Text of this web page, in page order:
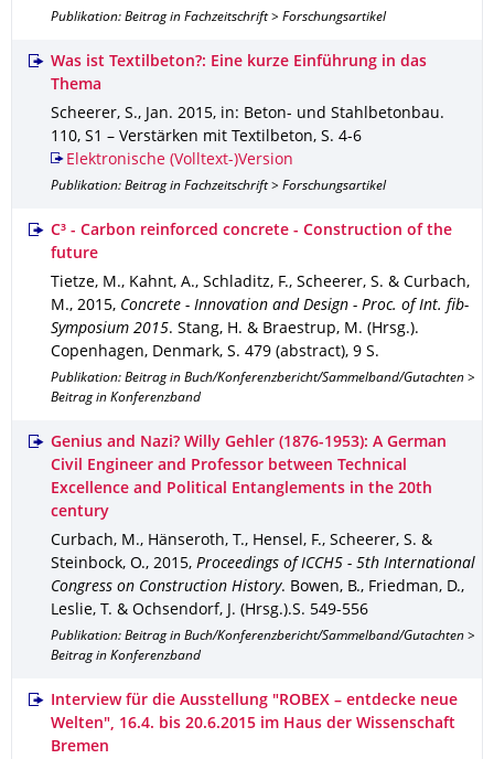
Publikation: Beitrag in Fachzeitschrift > Forschungsartikel
Was ist Textilbeton?: Eine kurze Einführung in das
Thema
Scheerer, S., Jan. 2015, in: Beton- und Stahlbetonbau.
110, S1 – Verstärken mit Textilbeton, S. 4-6
Elektronische (Volltext-)Version
Publikation: Beitrag in Fachzeitschrift > Forschungsartikel
C³ - Carbon reinforced concrete - Construction of the
future
Tietze, M., Kahnt, A., Schladitz, F., Scheerer, S. & Curbach,
M., 2015, Concrete - Innovation and Design - Proc. of Int. fib-
Symposium 2015. Stang, H. & Braestrup, M. (Hrsg.).
Copenhagen, Denmark, S. 479 (abstract), 9 S.
Publikation: Beitrag in Buch/Konferenzbericht/Sammelband/Gutachten >
Beitrag in Konferenzband
Genius and Nazi? Willy Gehler (1876-1953): A German
Civil Engineer and Professor between Technical
Excellence and Political Entanglements in the 20th
century
Curbach, M., Hänseroth, T., Hensel, F., Scheerer, S. &
Steinbock, O., 2015, Proceedings of ICCH5 - 5th International
Congress on Construction History. Bowen, B., Friedman, D.,
Leslie, T. & Ochsendorf, J. (Hrsg.).S. 549-556
Publikation: Beitrag in Buch/Konferenzbericht/Sammelband/Gutachten >
Beitrag in Konferenzband
Interview für die Ausstellung "ROBEX – entdecke neue
Welten", 16.4. bis 20.6.2015 im Haus der Wissenschaft
Bremen